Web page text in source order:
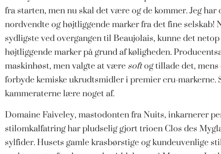
fra starten, men nu skal det være og de kommer. Jeg
nordvendte og højtliggende marker fra det fine
sydligste ved overgangen til Beaujolais, kunne det
højtliggende marker på grund af køligheden.
maskinhøst, men valgte at være softog tillade det, mens
forbyde kemiske ukrudtsmidler i premier cru-markerne.
kammeraterne lære noget af.
Domaine Faiveley, mastodonten fra Nuits, inkarnerer
stilomkalfatring har pludselig gjort trioen Clos des
sylfider. Husets gamle krasbørstige og kundeuvenlige